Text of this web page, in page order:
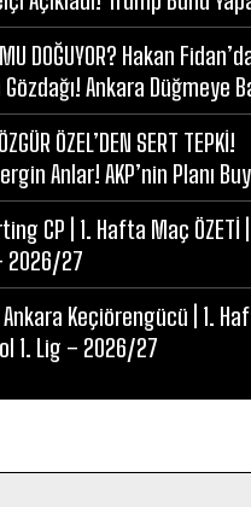
DOĞUYOR? Hakan
Ankara Düğmeye
ÖZEL’DEN SERT TEPKİ!
Anlar! AKP’nin Planı
CP | 1. Hafta Maç ÖZETİ |
2026/27
Keçiörengücü | 1.
1. Lig – 2026/27